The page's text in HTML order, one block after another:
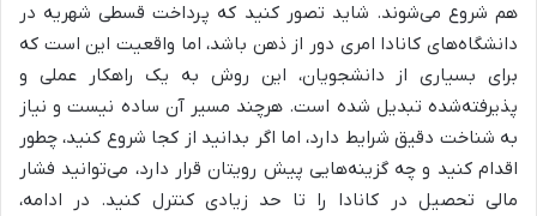
هم شروع می‌شوند. شاید تصور کنید که پرداخت قسطی شهریه در
دانشگاه‌های کانادا امری دور از ذهن باشد، اما واقعیت این است که
برای بسیاری از دانشجویان، این روش به یک راهکار عملی و
پذیرفته‌شده تبدیل شده است. هرچند مسیر آن ساده نیست و نیاز
به شناخت دقیق شرایط دارد، اما اگر بدانید از کجا شروع کنید، چطور
اقدام کنید و چه گزینه‌هایی پیش رویتان قرار دارد، می‌توانید فشار
مالی تحصیل در کانادا را تا حد زیادی کنترل کنید. در ادامه،